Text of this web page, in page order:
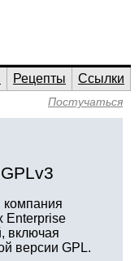
Рецепты
Ссылки
Постучаться
компания
Enterprise
включая
версии GPL.